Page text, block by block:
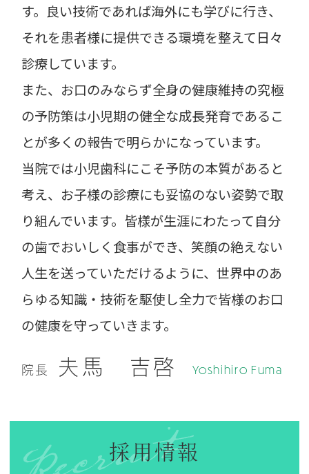
す。良い技術であれば海外にも学びに行き、
それを患者様に提供できる環境を整えて日々
診療しています。
また、お口のみならず全身の健康維持の究極
の予防策は小児期の健全な成長発育であるこ
とが多くの報告で明らかになっています。
当院では小児歯科にこそ予防の本質があると
考え、お子様の診療にも妥協のない姿勢で取
り組んでいます。皆様が生涯にわたって自分
の歯でおいしく食事ができ、笑顔の絶えない
人生を送っていただけるように、世界中のあ
らゆる知識・技術を駆使し全力で皆様のお口
の健康を守っていきます。
院長 夫馬 吉啓 Yoshihiro Fuma
採用情報